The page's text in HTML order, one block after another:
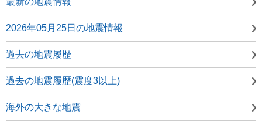
2026年05月25日の地震情報
過去の地震履歴
過去の地震履歴(震度3以上)
海外の大きな地震